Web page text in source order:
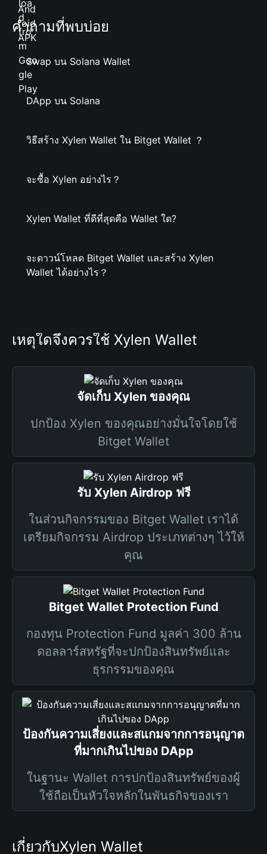
คำถามที่พบบ่อย
Swap บน Solana Wallet
DApp บน Solana
วิธีสร้าง Xylen Wallet ใน Bitget Wallet ？
จะซื้อ Xylen อย่างไร？
Xylen Wallet ที่ดีที่สุดคือ Wallet ใด?
จะดาวน์โหลด Bitget Wallet และสร้าง Xylen
Wallet ได้อย่างไร？
เหตุใดจึงควรใช้ Xylen Wallet
จัดเก็บ Xylen ของคุณ
ปกป้อง Xylen ของคุณอย่างมั่นใจโดยใช้
Bitget Wallet
รับ Xylen Airdrop ฟรี
ในส่วนกิจกรรมของ Bitget Wallet เราได้
เตรียมกิจกรรม Airdrop ประเภทต่างๆ ไว้ให้
คุณ
Bitget Wallet Protection Fund
กองทุน Protection Fund มูลค่า 300 ล้าน
ดอลลาร์สหรัฐที่จะปกป้องสินทรัพย์และ
ธุรกรรมของคุณ
ป้องกันความเสี่ยงและสแกมจากการอนุญาต
ที่มากเกินไปของ DApp
ในฐานะ Wallet การปกป้องสินทรัพย์ของผู้
ใช้ถือเป็นหัวใจหลักในพันธกิจของเรา
เกี่ยวกับXylen Wallet